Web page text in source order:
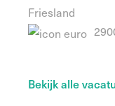
Friesland
Bekijk alle